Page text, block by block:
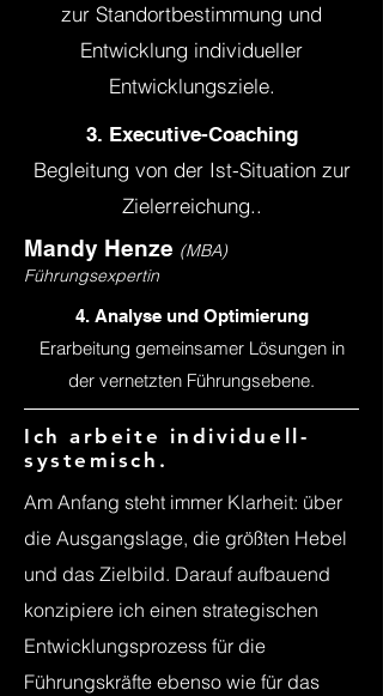
zur Standortbestimmung und
Entwicklung individueller
Entwicklungsziele.
3. Executive-Coaching
Begleitung von der Ist-Situation zur
Zielerreichung..
Mandy Henze (MBA)
Führungsexpertin
4. Analyse und Optimierung
Erarbeitung gemeinsamer Lösungen in
der vernetzten Führungsebene.
Ich arbeite individuell-
systemisch.
Am Anfang steht immer Klarheit: über
die Ausgangslage, die größten Hebel
und das Zielbild. Darauf aufbauend
konzipiere ich einen strategischen
Entwicklungsprozess für die
Führungskräfte ebenso wie für das